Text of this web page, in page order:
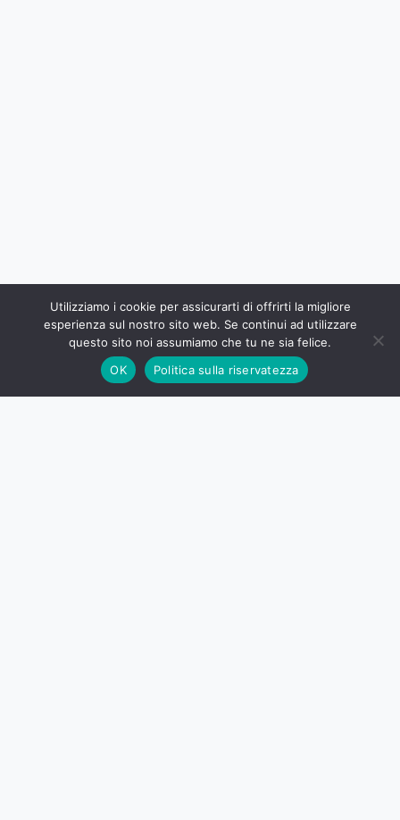
Utilizziamo i cookie per assicurarti di offrirti la migliore
esperienza sul nostro sito web. Se continui ad utilizzare
questo sito noi assumiamo che tu ne sia felice.
OK
Politica sulla riservatezza